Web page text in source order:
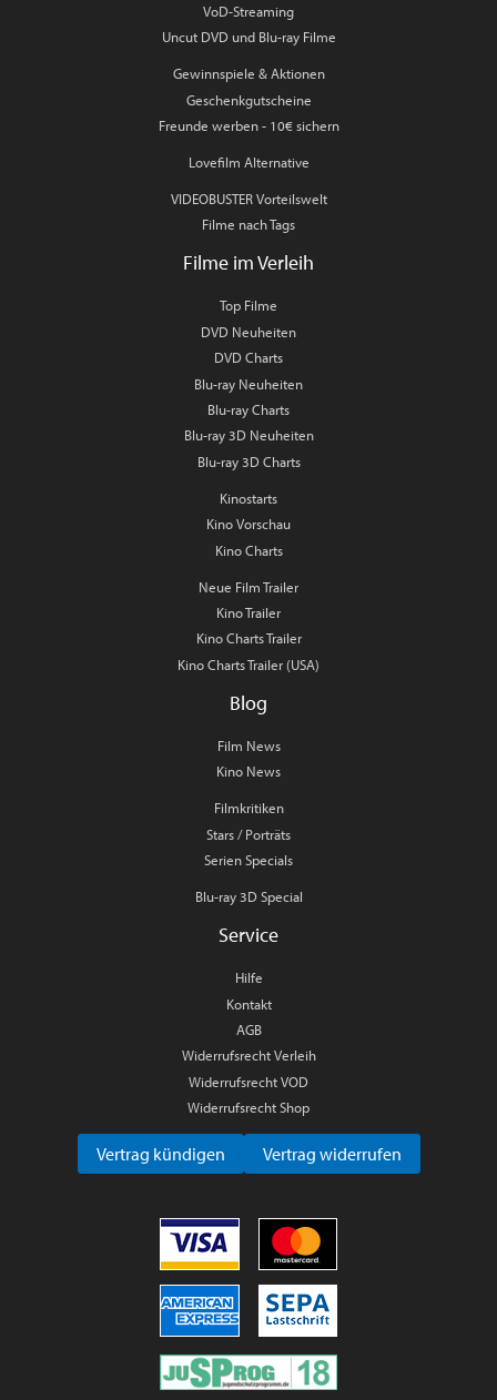
VoD-Streaming
Uncut DVD und Blu-ray Filme
Gewinnspiele & Aktionen
Geschenkgutscheine
Freunde werben - 10€ sichern
Lovefilm Alternative
VIDEOBUSTER Vorteilswelt
Filme nach Tags
Filme im Verleih
Top Filme
DVD Neuheiten
DVD Charts
Blu-ray Neuheiten
Blu-ray Charts
Blu-ray 3D Neuheiten
Blu-ray 3D Charts
Kinostarts
Kino Vorschau
Kino Charts
Neue Film Trailer
Kino Trailer
Kino Charts Trailer
Kino Charts Trailer (USA)
Blog
Film News
Kino News
Filmkritiken
Stars / Porträts
Serien Specials
Blu-ray 3D Special
Service
Hilfe
Kontakt
AGB
Widerrufsrecht Verleih
Widerrufsrecht VOD
Widerrufsrecht Shop
Vertrag kündigen Vertrag widerrufen